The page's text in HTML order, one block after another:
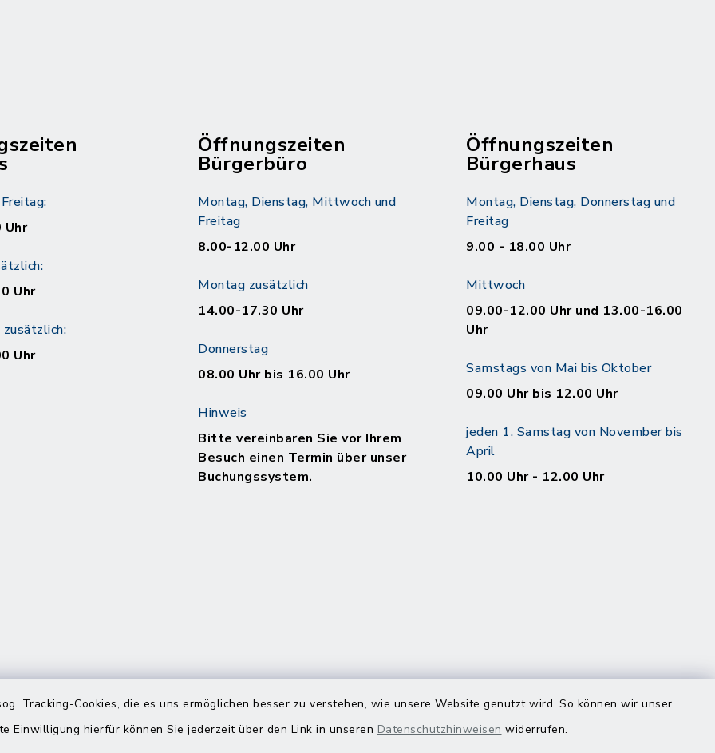
Tracking-Cookies, die es uns ermöglichen besser zu verstehen, wie unsere Website genutzt wird. So können wir unser
Einwilligung hierfür können Sie jederzeit über den Link in unseren Datenschutzhinweisen widerrufen.
Uhr
Uhr
Uhr
Öffnungszeiten
Bürgerbüro
Montag, Dienstag, Mittwoch und
Freitag
8.00-12.00 Uhr
Montag zusätzlich
14.00-17.30 Uhr
Donnerstag
08.00 Uhr bis 16.00 Uhr
Hinweis
Bitte vereinbaren Sie vor Ihrem
Besuch einen Termin über unser
Buchungssystem.
Öffnungszeiten
Bürgerhaus
Montag, Dienstag, Donnerstag und
Freitag
9.00 - 18.00 Uhr
Mittwoch
09.00-12.00 Uhr und 13.00-16.00
Uhr
Samstags von Mai bis Oktober
09.00 Uhr bis 12.00 Uhr
jeden 1. Samstag von November bis
April
10.00 Uhr - 12.00 Uhr